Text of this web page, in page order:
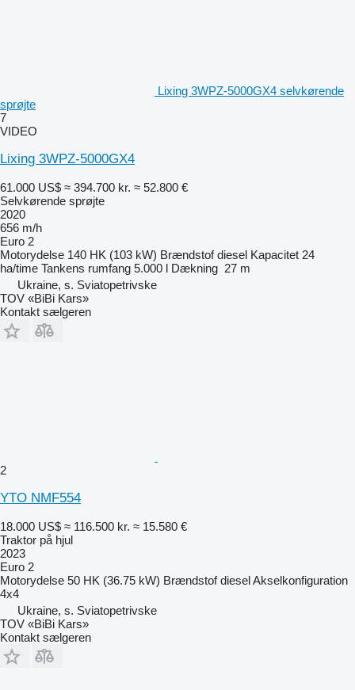
Lixing 3WPZ-5000GX4 selvkørende
sprøjte
7
VIDEO
Lixing 3WPZ-5000GX4
61.000 US$ ≈ 394.700 kr. ≈ 52.800 €
Selvkørende sprøjte
2020
656 m/h
Euro 2
Motorydelse 140 HK (103 kW) Brændstof diesel Kapacitet 24
ha/time Tankens rumfang 5.000 l Dækning 27 m
Ukraine, s. Sviatopetrivske
TOV «BiBi Kars»
Kontakt sælgeren
2
YTO NMF554
18.000 US$ ≈ 116.500 kr. ≈ 15.580 €
Traktor på hjul
2023
Euro 2
Motorydelse 50 HK (36.75 kW) Brændstof dieselAkselkonfiguration
4x4
Ukraine, s. Sviatopetrivske
TOV «BiBi Kars»
Kontakt sælgeren